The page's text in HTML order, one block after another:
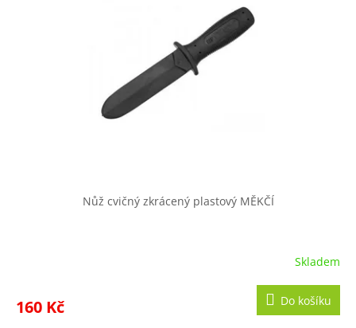
Nůž cvičný zkrácený plastový MĚKČÍ
Skladem
160 Kč Do košíku